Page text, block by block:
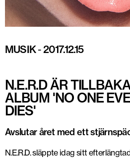
MUSIK-2017.12.15
N.E.R.D ÄR
ALBUM 'NO ONE
DIES'
Avslutar året med ett
N.E.R.D. släppte idag sitt